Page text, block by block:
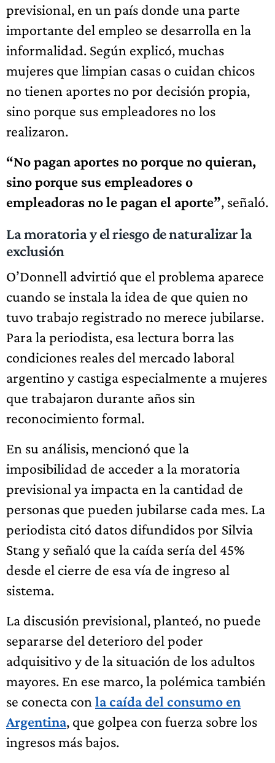
previsional, en un país donde una parte
importante del empleo se desarrolla en la
informalidad. Según explicó, muchas
mujeres que limpian casas o cuidan chicos
no tienen aportes no por decisión propia,
sino porque sus empleadores no los
realizaron.
“No pagan aportes no porque no quieran,
sino porque sus empleadores o
empleadoras no le pagan el aporte”, señaló.
La moratoria y el riesgo de naturalizar la
exclusión
O’Donnell advirtió que el problema aparece
cuando se instala la idea de que quien no
tuvo trabajo registrado no merece jubilarse.
Para la periodista, esa lectura borra las
condiciones reales del mercado laboral
argentino y castiga especialmente a mujeres
que trabajaron durante años sin
reconocimiento formal.
En su análisis, mencionó que la
imposibilidad de acceder a la moratoria
previsional ya impacta en la cantidad de
personas que pueden jubilarse cada mes. La
periodista citó datos difundidos por Silvia
Stang y señaló que la caída sería del 45%
desde el cierre de esa vía de ingreso al
sistema.
La discusión previsional, planteó, no puede
separarse del deterioro del poder
adquisitivo y de la situación de los adultos
mayores. En ese marco, la polémica también
se conecta con la caída del consumo en
Argentina, que golpea con fuerza sobre los
ingresos más bajos.